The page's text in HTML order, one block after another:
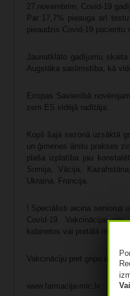
27.novembrim, Covid-19
Par 17,7% pieauga arī
pieaudzis Covid-19 pacientu
Jaunatklāto gadījumu
Augstāka saslimstība, kā
Eiropas Savienībā
zem ES vidējā radītāja.
Kopš šajā sezonā uzsāktā
un ģimenes ārstu prakses
plaša izplatība jau
Somija, Vācija,
Ukraina, Francija.
! Speciālisti aicina seniorus
Covid-19. Vakcinācijai
kabinetos vai portālā
Vakcināciju pret gripu un
www.farmacija-mic.lv